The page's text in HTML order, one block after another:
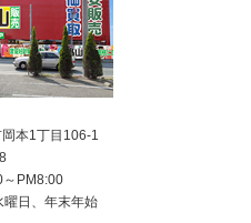
本1丁目106-1
PM8:00
曜日、年末年始